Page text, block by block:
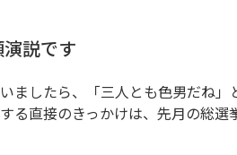
説です
ましたら、「三人とも色男だね
る直接のきっかけは、先月の総